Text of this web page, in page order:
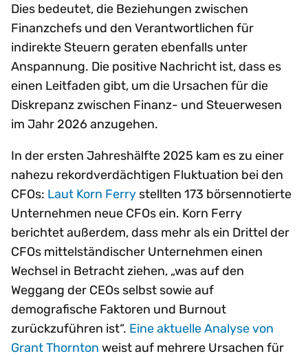
Dies bedeutet, die Beziehungen zwischen
Finanzchefs und den Verantwortlichen für
indirekte Steuern geraten ebenfalls unter
Anspannung. Die positive Nachricht ist, dass es
einen Leitfaden gibt, um die Ursachen für die
Diskrepanz zwischen Finanz- und Steuerwesen
im Jahr 2026 anzugehen.
In der ersten Jahreshälfte 2025 kam es zu einer
nahezu rekordverdächtigen Fluktuation bei den
CFOs: Laut Korn Ferry stellten 173 börsennotierte
Unternehmen neue CFOs ein. Korn Ferry
berichtet außerdem, dass mehr als ein Drittel der
CFOs mittelständischer Unternehmen einen
Wechsel in Betracht ziehen, „was auf den
Weggang der CEOs selbst sowie auf
demografische Faktoren und Burnout
zurückzuführen ist“. Eine aktuelle Analyse von
Grant Thornton weist auf mehrere Ursachen für